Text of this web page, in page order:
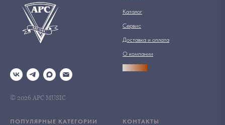
© 2026 АРС MUSIC
Каталог
Сервис
Доставка и оплата
О компании
ПОПУЛЯРНЫЕ КАТЕГОРИИ КОНТАКТЫ